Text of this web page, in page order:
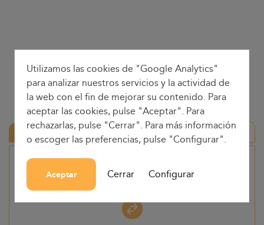
Ida y vuelta
Origen
Utilizamos las cookies de "Google Analytics"
para analizar nuestros servicios y la actividad de
la web con el fin de mejorar su contenido. Para
aceptar las cookies, pulse "Aceptar". Para
rechazarlas, pulse "Cerrar". Para más información
o escoger las preferencias, pulse "Configurar".
Aceptar Cerrar Configurar